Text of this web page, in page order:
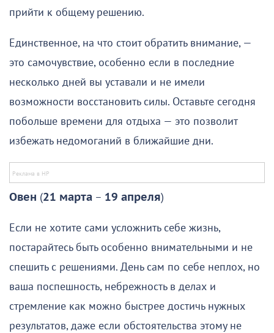
прийти к общему решению.
Единственное, на что стоит обратить внимание, —
это самочувствие, особенно если в последние
несколько дней вы уставали и не имели
возможности восстановить силы. Оставьте сегодня
побольше времени для отдыха — это позволит
избежать недомоганий в ближайшие дни.
Овен (21 марта – 19 апреля)
Если не хотите сами усложнить себе жизнь,
постарайтесь быть особенно внимательными и не
спешить с решениями. День сам по себе неплох, но
ваша поспешность, небрежность в делах и
стремление как можно быстрее достичь нужных
результатов, даже если обстоятельства этому не